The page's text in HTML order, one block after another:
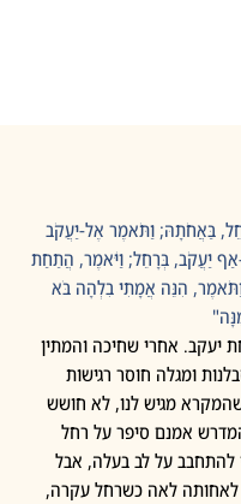
בַּאֲחֹתָהּ; וַתֹּאמֶר אֶל-יַעֲקֹב
אַף יַעֲקֹב, בְּרָחֵל; וַיֹּאמֶר, הֲתַחַת
הִנֵּה אֲמָתִי בִלְהָה בֹּא
יעקב. אחרי שחיכה והמתין
ומגלה חוסר רגישות
מגיש לנו, לא חושש
אמנם סיפר על רחל
להתחבב על לב בעלה, אבל
לאחותה לאה כשרחל עקרה,